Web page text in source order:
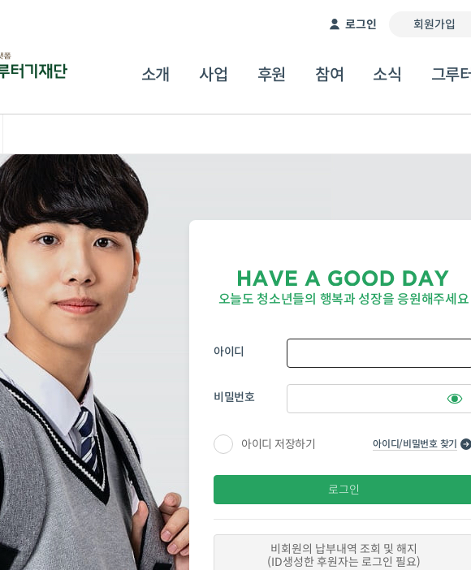
로그인 회원가입
소개 사업 후원 참여 소식 그루
오늘도 청소년들의 행복과 성장을 응원해주세요
아이디
비밀번호
아이디 저장하기 아이디/비밀번호 찾기
로그인
비회원의 납부내역 조회 및 해지
(ID생성한 후원자는 로그인 필요)